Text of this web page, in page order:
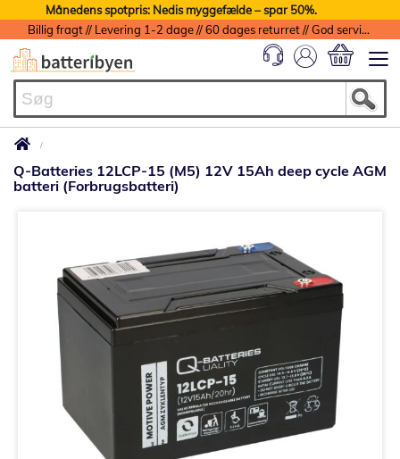
Månedens spotpris: Nedis myggefælde – spar 50%.
Billig fragt // Levering 1-2 dage // 60 dages returret // God service med garanti
Q-Batteries 12LCP-15 (M5) 12V 15Ah deep cycle AGM
batteri (Forbrugsbatteri)
billedgalleriet